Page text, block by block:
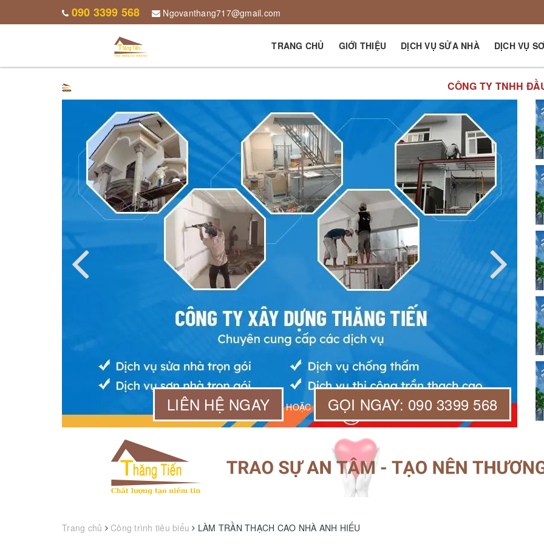
090 3399 568 Ngovanthang717@gmail.com
TRANG CHỦ GIỚI THIỆU DỊCH VỤ SỬA NHÀ DỊCH VỤ
CÔNG TY TNHH ĐẦU TƯ PHÁT TRIỂN
LIÊN HỆ NGAY HOẶC GỌI NGAY: 090 3399 568
Trang chủ Công trình tiêu biểu LÀM TRẦN THẠCH CAO NHÀ ANH HIẾU